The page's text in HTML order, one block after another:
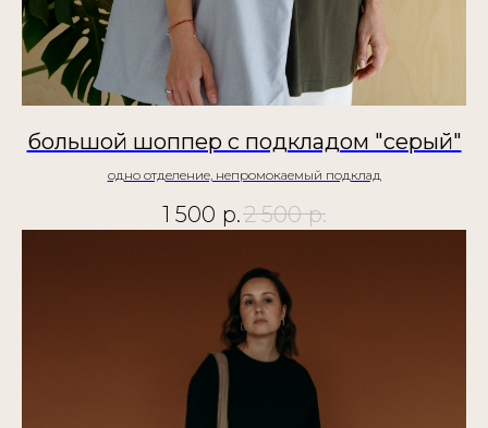
большой шоппер с подкладом "серый"
одно отделение, непромокаемый подклад
1 500 р.2 500 р.